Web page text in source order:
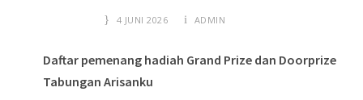
4 JUNI 2026 ADMIN
Daftar pemenang hadiah Grand Prize dan Doorprize
Tabungan Arisanku